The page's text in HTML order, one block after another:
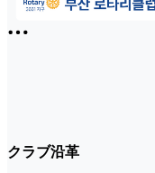
クラブ沿革